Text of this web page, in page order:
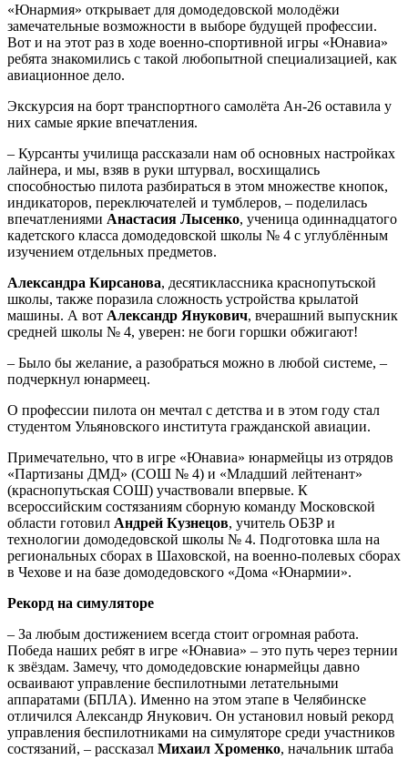
«Юнармия» открывает для домодедовской молодёжи
замечательные возможности в выборе будущей профессии.
Вот и на этот раз в ходе военно-спортивной игры «Юнавиа»
ребята знакомились с такой любопытной специализацией, как
авиационное дело.
Экскурсия на борт транспортного самолёта Ан-26 оставила у
них самые яркие впечатления.
– Курсанты училища рассказали нам об основных настройках
лайнера, и мы, взяв в руки штурвал, восхищались
способностью пилота разбираться в этом множестве кнопок,
индикаторов, переключателей и тумблеров, – поделилась
впечатлениями Анастасия Лысенко, ученица одиннадцатого
кадетского класса домодедовской школы № 4 с углублённым
изучением отдельных предметов.
Александра Кирсанова, десятиклассника краснопутьской
школы, также поразила сложность устройства крылатой
машины. А вот Александр Янукович, вчерашний выпускник
средней школы № 4, уверен: не боги горшки обжигают!
– Было бы желание, а разобраться можно в любой системе, –
подчеркнул юнармеец.
О профессии пилота он мечтал с детства и в этом году стал
студентом Ульяновского института гражданской авиации.
Примечательно, что в игре «Юнавиа» юнармейцы из отрядов
«Партизаны ДМД» (СОШ № 4) и «Младший лейтенант»
(краснопутьская СОШ) участвовали впервые. К
всероссийским состязаниям сборную команду Московской
области готовил Андрей Кузнецов, учитель ОБЗР и
технологии домодедовской школы № 4. Подготовка шла на
региональных сборах в Шаховской, на военно-полевых сборах
в Чехове и на базе домодедовского «Дома «Юнармии».
Рекорд на симуляторе
– За любым достижением всегда стоит огромная работа.
Победа наших ребят в игре «Юнавиа» – это путь через тернии
к звёздам. Замечу, что домодедовские юнармейцы давно
осваивают управление беспилотными летательными
аппаратами (БПЛА). Именно на этом этапе в Челябинске
отличился Александр Янукович. Он установил новый рекорд
управления беспилотниками на симуляторе среди участников
состязаний, – рассказал Михаил Хроменко, начальник штаба